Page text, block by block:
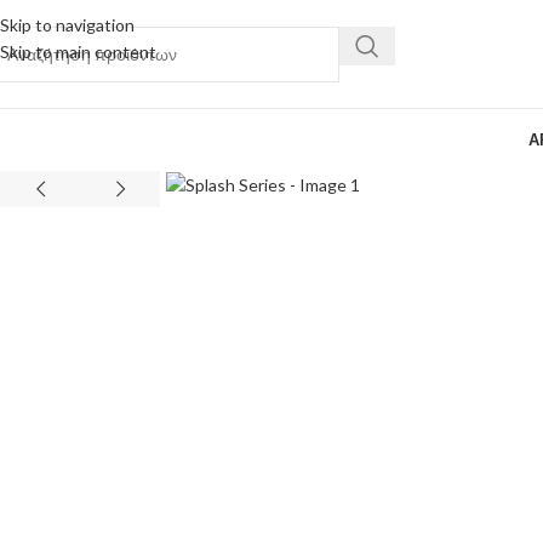
Skip to navigation
Skip to main content